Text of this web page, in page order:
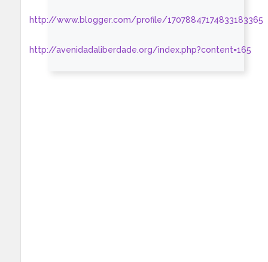
http://www.blogger.com/profile/17078847174833183365
http://avenidadaliberdade.org/index.php?content=165